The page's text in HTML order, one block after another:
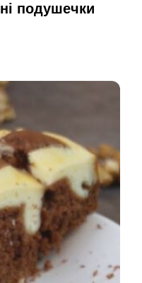
подушечки